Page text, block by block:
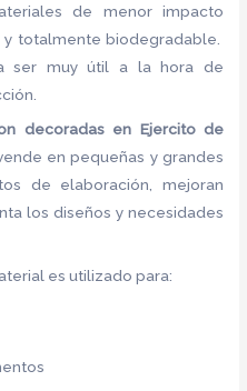
de menor impacto
totalmente biodegradable.
ser muy útil a la hora de
decoradas en Ejercito de
en pequeñas y grandes
de elaboración, mejoran
los diseños y necesidades
es utilizado para: